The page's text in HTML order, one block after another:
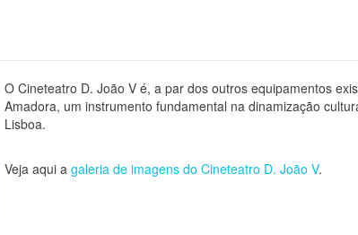
O Cineteatro D. João V é, a par dos outros equipamentos
Amadora, um instrumento fundamental na dinamização
Lisboa.
Veja aqui a galeria de imagens do Cineteatro D. João V.